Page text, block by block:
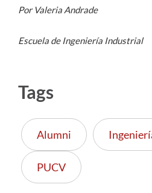
Por Valeria Andrade
Escuela de Ingeniería Industrial
Tags
Alumni
PUCV